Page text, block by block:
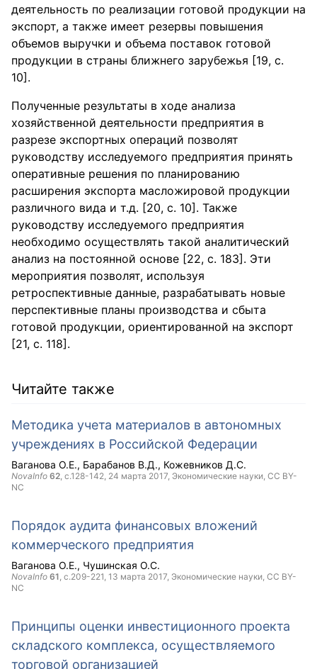
деятельность по реализации готовой продукции на
экспорт, а также имеет резервы повышения
объемов выручки и объема поставок готовой
продукции в страны ближнего зарубежья [19, с.
10].
Полученные результаты в ходе анализа
хозяйственной деятельности предприятия в
разрезе экспортных операций позволят
руководству исследуемого предприятия принять
оперативные решения по планированию
расширения экспорта масложировой продукции
различного вида и т.д. [20, с. 10]. Также
руководству исследуемого предприятия
необходимо осуществлять такой аналитический
анализ на постоянной основе [22, с. 183]. Эти
мероприятия позволят, используя
ретроспективные данные, разрабатывать новые
перспективные планы производства и сбыта
готовой продукции, ориентированной на экспорт
[21, с. 118].
Читайте также
Методика учета материалов в автономных
учреждениях в Российской Федерации
Ваганова О.Е. Барабанов В.Д. Кожевников Д.С.
NovaInfo 62, с.128-142, 24 марта 2017, Экономические науки, CC BY-
NC
Порядок аудита финансовых вложений
коммерческого предприятия
Ваганова О.Е. Чушинская О.С.
NovaInfo 61, с.209-221, 13 марта 2017, Экономические науки, CC BY-
NC
Принципы оценки инвестиционного проекта
складского комплекса, осуществляемого
торговой организацией